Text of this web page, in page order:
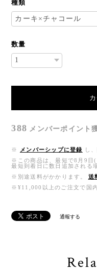
種類
数量
388 メンバーポイント
※ メンバーシップに登録
し
※この商品は、最短で8月9日(
最短到着日に数日追加される
※別途送料がかかります。
送
※¥11,000以上のご注文で国
通報する